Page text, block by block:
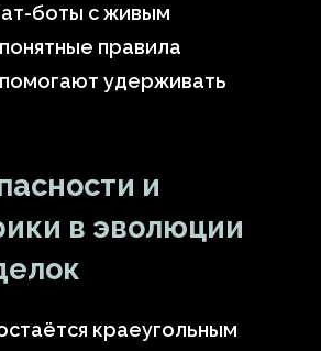
боты с живым
правила
удерживать
и
в эволюции
краеугольным